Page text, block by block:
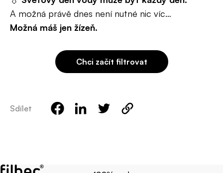
A možná právě dnes není nutné nic víc…
Možná máš jen žízeň.
Chci začít filtrovat
Sdílet